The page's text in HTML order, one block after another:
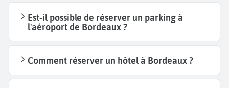
Est-il possible de réserver un parking à
l'aéroport de Bordeaux ?
Comment réserver un hôtel à Bordeaux ?